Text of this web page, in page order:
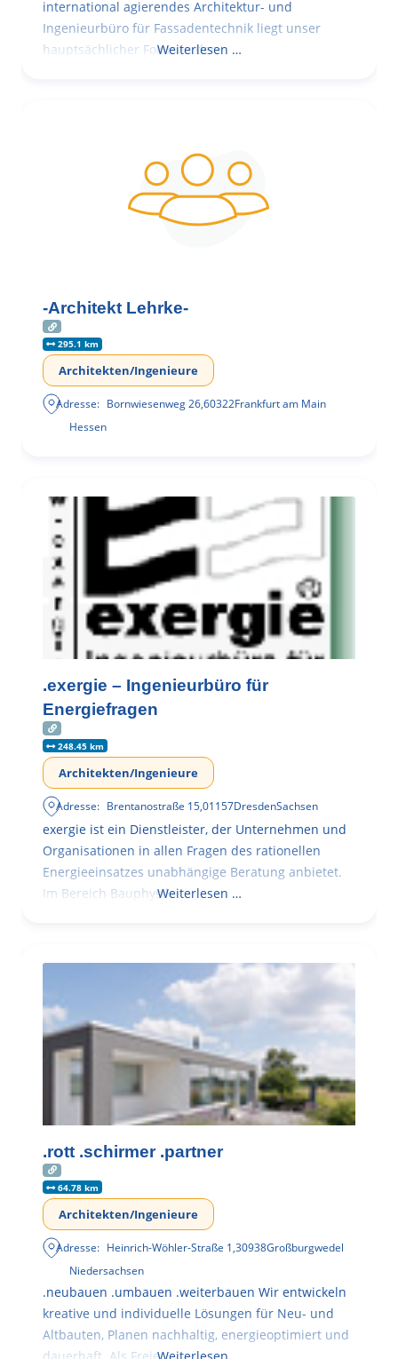
international agierendes Architektur- und
Ingenieurbüro für Fassadentechnik liegt unser
hauptsächlicher Fokus in der
Weiterlesen …
-Architekt Lehrke-
295.1 km
Architekten/Ingenieure
Adresse: Bornwiesenweg 26,60322Frankfurt am Main
Hessen
.exergie – Ingenieurbüro für
Energiefragen
248.45 km
Architekten/Ingenieure
Adresse: Brentanostraße 15,01157DresdenSachsen
exergie ist ein Dienstleister, der Unternehmen und
Organisationen in allen Fragen des rationellen
Energieeinsatzes unabhängige Beratung anbietet.
Im Bereich BauphysikWeiterlesen …
.rott .schirmer .partner
64.78 km
Architekten/Ingenieure
Adresse: Heinrich-Wöhler-Straße 1,30938Großburgwedel
Niedersachsen
.neubauen .umbauen .weiterbauen Wir entwickeln
kreative und individuelle Lösungen für Neu- und
Altbauten, Planen nachhaltig, energieoptimiert und